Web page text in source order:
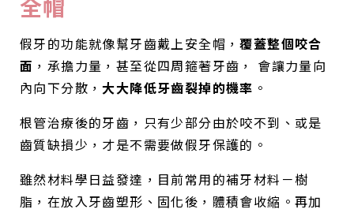
全帽
假牙的功能就像幫牙齒戴上安全帽，覆蓋整個咬合
面 ，承擔力量，甚至從四周箍著牙齒， 會讓力量向
內向下分散，大大降低牙齒裂掉的機率 。
根管治療後的牙齒，只有少部分由於咬不到、或是
齒質缺損少，才是不需要做假牙保護的。
雖然材料學日益發達，目前常用的補牙材料－樹
脂，在放入牙齒塑形、固化後，體積會收縮。再加